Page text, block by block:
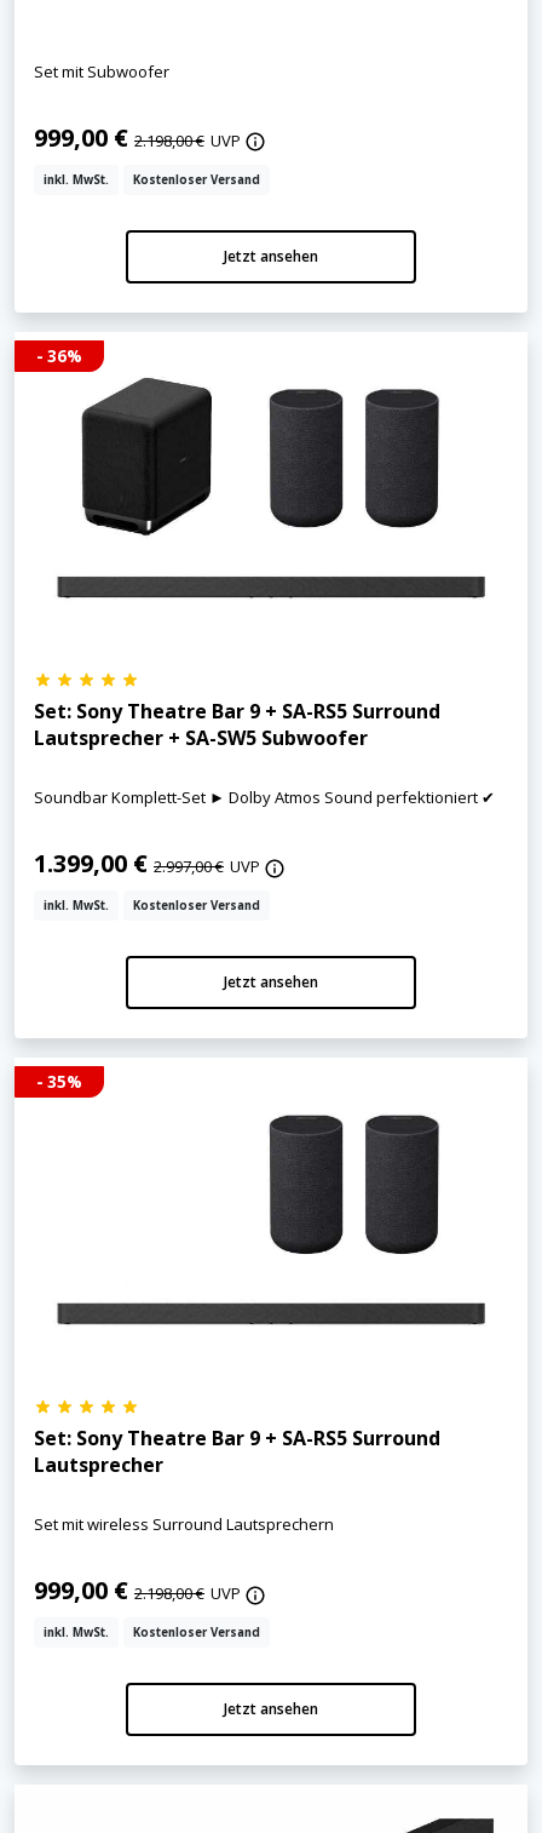
Set mit Subwoofer
999,00 € 2.198,00 € UVP
inkl. MwSt. Kostenloser Versand
Jetzt ansehen
- 36%
Set: Sony Theatre Bar 9 + SA-RS5 Surround
Lautsprecher + SA-SW5 Subwoofer
Soundbar Komplett-Set ► Dolby Atmos Sound perfektioniert ✔
1.399,00 € 2.997,00 € UVP
inkl. MwSt. Kostenloser Versand
Jetzt ansehen
- 35%
Set: Sony Theatre Bar 9 + SA-RS5 Surround
Lautsprecher
Set mit wireless Surround Lautsprechern
999,00 € 2.198,00 € UVP
inkl. MwSt. Kostenloser Versand
Jetzt ansehen